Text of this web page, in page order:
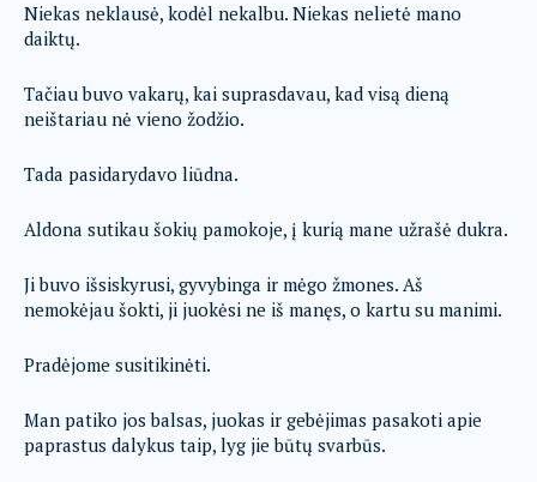
Niekas neklausė, kodėl nekalbu. Niekas nelietė mano
daiktų.
Tačiau buvo vakarų, kai suprasdavau, kad visą dieną
neištariau nė vieno žodžio.
Tada pasidarydavo liūdna.
Aldona sutikau šokių pamokoje, į kurią mane užrašė dukra.
Ji buvo išsiskyrusi, gyvybinga ir mėgo žmones. Aš
nemokėjau šokti, ji juokėsi ne iš manęs, o kartu su manimi.
Pradėjome susitikinėti.
Man patiko jos balsas, juokas ir gebėjimas pasakoti apie
paprastus dalykus taip, lyg jie būtų svarbūs.